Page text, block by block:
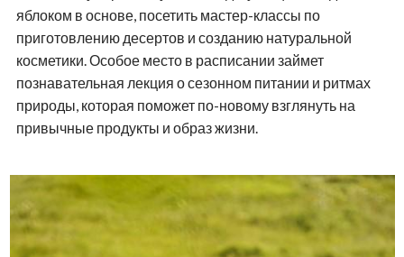
яблоком в основе, посетить мастер-классы по
приготовлению десертов и созданию натуральной
косметики. Особое место в расписании займет
познавательная лекция о сезонном питании и ритмах
природы, которая поможет по-новому взглянуть на
привычные продукты и образ жизни.